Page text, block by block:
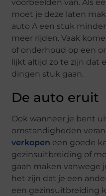
voorbeelden van. Als
moet je deze laten
auto A een stuk
meer rijden. Vaak
of onderhoud op een
lijkt altijd zo te zijn dat
dingen stuk gaan.
De auto eruit
Ook wanneer je bent
omstandigheden
verkopen een goede
gezinsuitbreiding of
gaan maken vanwege
het zijn dat je een
een gezinsuitbreiding